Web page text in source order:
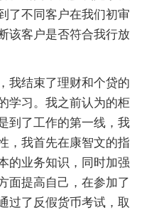
了不同客户在我们初审
该客户是否符合我行放
我结束了理财和个贷的
学习。我之前认为的柜
到了工作的第一线，我
，我首先在康智文的指
的业务知识，同时加强
面提高自己，在参加了
过了反假货币考试，取